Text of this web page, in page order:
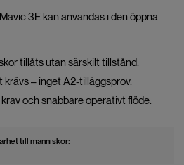
3E kan användas i den öppna
tillåts utan särskilt tillstånd.
– inget A2-tilläggsprov.
och snabbare operativt flöde.
till människor: